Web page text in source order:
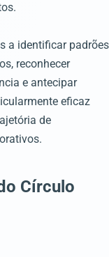
a identificar padrões
reconhecer
e antecipar
eficaz
de
Círculo